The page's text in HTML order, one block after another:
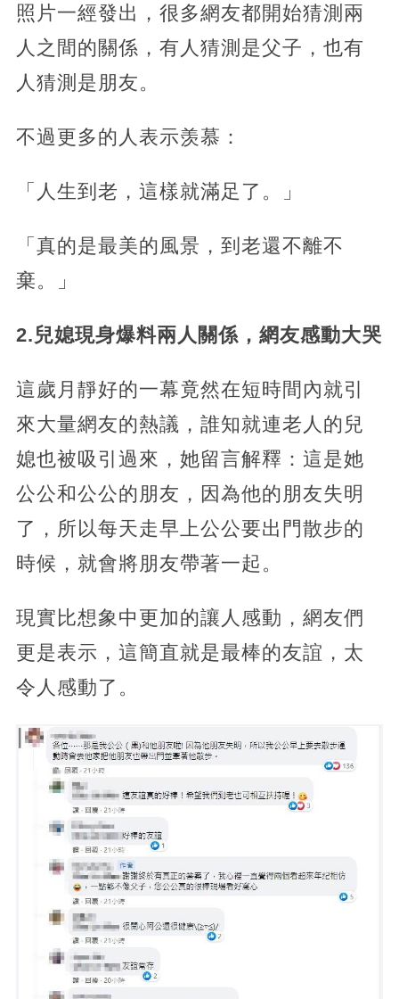
照片一經發出，很多網友都開始猜測兩
人之間的關係，有人猜測是父子，也有
人猜測是朋友。
不過更多的人表示羡慕：
「人生到老，這樣就滿足了。」
「真的是最美的風景，到老還不離不
棄。」
2.兒媳現身爆料兩人關係，網友感動大哭
這歲月靜好的一幕竟然在短時間內就引
來大量網友的熱議，誰知就連老人的兒
媳也被吸引過來，她留言解釋：這是她
公公和公公的朋友，因為他的朋友失明
了，所以每天走早上公公要出門散步的
時候，就會將朋友帶著一起。
現實比想象中更加的讓人感動，網友們
更是表示，這簡直就是最棒的友誼，太
令人感動了。